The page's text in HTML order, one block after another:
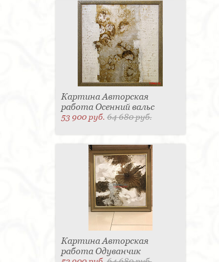
Картина Авторская
работа Осенний вальс
53 900 руб.64 680 руб.
Картина Авторская
работа Одуванчик